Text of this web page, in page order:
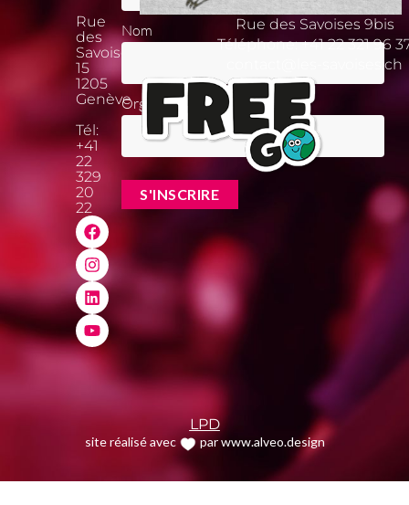
Rue
des
Savoises
15
1205
Genève
Tél:
+41
22
329
20
22
Nom
Organisation
Rue des Savoises 9bis
Téléphone:+41 22 321 96
contact@les-savoises.ch
LPD
site réalisé avec par www.alveo.design